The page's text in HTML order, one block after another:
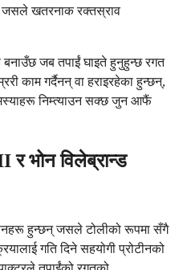
जसले खतरनाक रक्तस्राव
बनाउँछ जब तपाईं घाइते हुनुहुन्छ रगत
काम गर्दैनन् वा हराइरहेका हुन्छन्,
निम्त्याउन सक्छ जुन आफैं
र भोन विलेब्रान्ड
हुन्छन् जसले टोलीको रूपमा सँगै
गति दिने सहयोगी प्रोटीनको